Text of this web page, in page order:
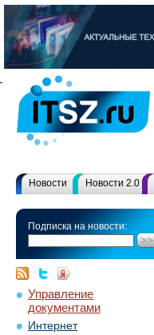
Новости Новости 2.0
Подписка на новости:
Управление
документами
Интернет